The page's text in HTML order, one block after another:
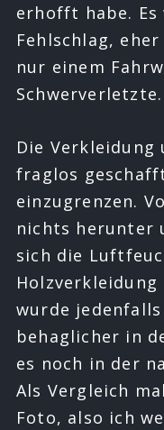
erhofft habe.
Fehlschlag,
nur einem
Schwerverletzte.
Die Verkleidung
fraglos
einzugrenzen.
nichts herunter
sich die
Holzverkleidung
wurde
behaglicher in
es noch in der
Als Vergleich
Foto, also ich